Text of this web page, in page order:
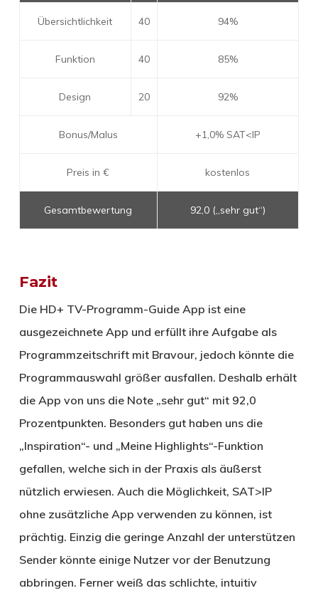
Übersichtlichkeit 40 94%
Funktion 40 85%
Design 20 92%
Bonus/Malus +1,0% SAT<IP
Preis in € kostenlos
Gesamtbewertung 92,0 („sehr gut“)
Fazit
Die HD+ TV-Programm-Guide App ist eine
ausgezeichnete App und erfüllt ihre Aufgabe als
Programmzeitschrift mit Bravour, jedoch könnte die
Programmauswahl größer ausfallen. Deshalb erhält
die App von uns die Note „sehr gut“ mit 92,0
Prozentpunkten. Besonders gut haben uns die
„Inspiration“- und „Meine Highlights“-Funktion
gefallen, welche sich in der Praxis als äußerst
nützlich erwiesen. Auch die Möglichkeit, SAT>IP
ohne zusätzliche App verwenden zu können, ist
prächtig. Einzig die geringe Anzahl der unterstützen
Sender könnte einige Nutzer vor der Benutzung
abbringen. Ferner weiß das schlichte, intuitiv